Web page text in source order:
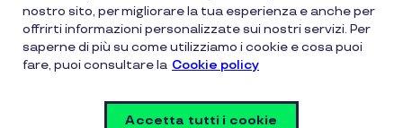
Pluxee Italia Srl
Via Gallarate, 200 – 20151 Milano (MI)
nostro sito, per migliorare la tua esperienza e anche per
offrirti informazioni personalizzate sui nostri servizi. Per
saperne di più su come utilizziamo i cookie e cosa puoi
fare, puoi consultare la Cookie policy
Accetta tutti i cookie